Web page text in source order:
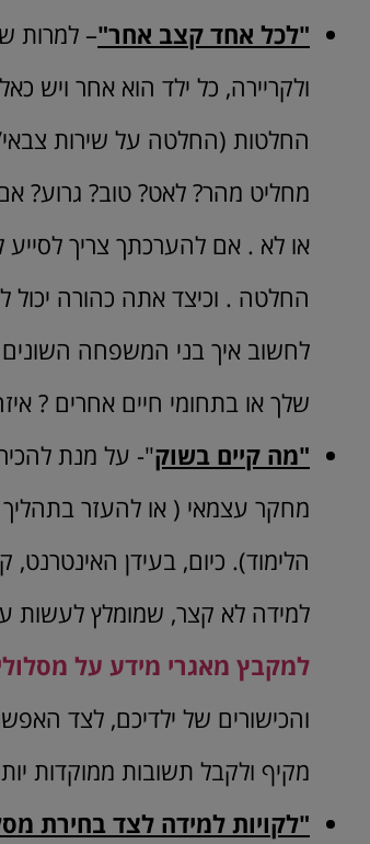
"לכל אחד קצב אחר"– למרות
ולקריירה, כל ילד הוא אחר ויש
החלטות (החלטה על שירות
מחליט מהר? לאט? טוב? גרוע?
או לא . אם להערכתך צריך
החלטה . וכיצד אתה כהורה
לחשוב איך בני המשפחה השונים
שלך או בתחומי חיים אחרים ?
"מה קיים בשוק"- על מנת להכיר
מחקר עצמאי ( או להעזר
הלימוד). כיום, בעידן
למידה לא קצר, שמומלץ לעשות
למקבץ מאגרי מידע על
והכישורים של ילדיכם, לצד
מקיף ולקבל תשובות ממוקדות
"לקויות למידה לצד בחירת